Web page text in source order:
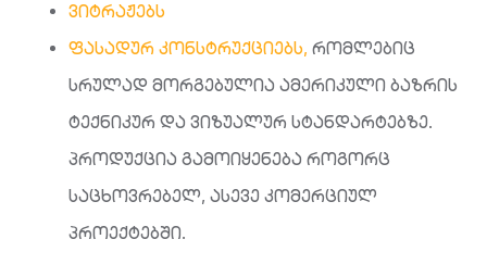
ვიტრაჟებს
ფასადურ კონსტრუქციებს, რომლებიც
სრულად მორგებულია ამერიკული ბაზრის
ტექნიკურ და ვიზუალურ სტანდარტებზე.
პროდუქცია გამოიყენება როგორც
საცხოვრებელ, ასევე კომერციულ
პროექტებში.